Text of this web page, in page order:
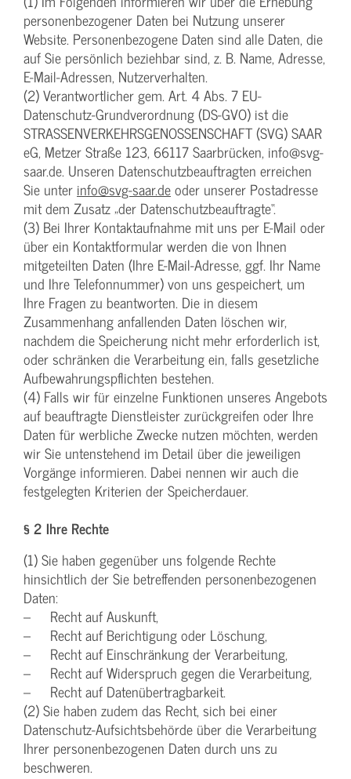
personenbezogener Daten bei Nutzung unserer
Website. Personenbezogene Daten sind alle Daten, die
auf Sie persönlich beziehbar sind, z. B. Name, Adresse,
E-Mail-Adressen, Nutzerverhalten.
(2) Verantwortlicher gem. Art. 4 Abs. 7 EU-
Datenschutz-Grundverordnung (DS-GVO) ist die
STRASSENVERKEHRSGENOSSENSCHAFT (SVG) SAAR
eG, Metzer Straße 123, 66117 Saarbrücken, info@svg-
saar.de. Unseren Datenschutzbeauftragten erreichen
Sie unter info@svg-saar.deoder unserer Postadresse
mit dem Zusatz „der Datenschutzbeauftragte“.
(3) Bei Ihrer Kontaktaufnahme mit uns per E-Mail oder
über ein Kontaktformular werden die von Ihnen
mitgeteilten Daten (Ihre E-Mail-Adresse, ggf. Ihr Name
und Ihre Telefonnummer) von uns gespeichert, um
Ihre Fragen zu beantworten. Die in diesem
Zusammenhang anfallenden Daten löschen wir,
nachdem die Speicherung nicht mehr erforderlich ist,
oder schränken die Verarbeitung ein, falls gesetzliche
Aufbewahrungspflichten bestehen.
(4) Falls wir für einzelne Funktionen unseres Angebots
auf beauftragte Dienstleister zurückgreifen oder Ihre
Daten für werbliche Zwecke nutzen möchten, werden
wir Sie untenstehend im Detail über die jeweiligen
Vorgänge informieren. Dabei nennen wir auch die
festgelegten Kriterien der Speicherdauer.
§ 2 Ihre Rechte
(1) Sie haben gegenüber uns folgende Rechte
hinsichtlich der Sie betreffenden personenbezogenen
Daten:
– Recht auf Auskunft,
– Recht auf Berichtigung oder Löschung,
– Recht auf Einschränkung der Verarbeitung,
– Recht auf Widerspruch gegen die Verarbeitung,
– Recht auf Datenübertragbarkeit.
(2) Sie haben zudem das Recht, sich bei einer
Datenschutz-Aufsichtsbehörde über die Verarbeitung
Ihrer personenbezogenen Daten durch uns zu
beschweren.